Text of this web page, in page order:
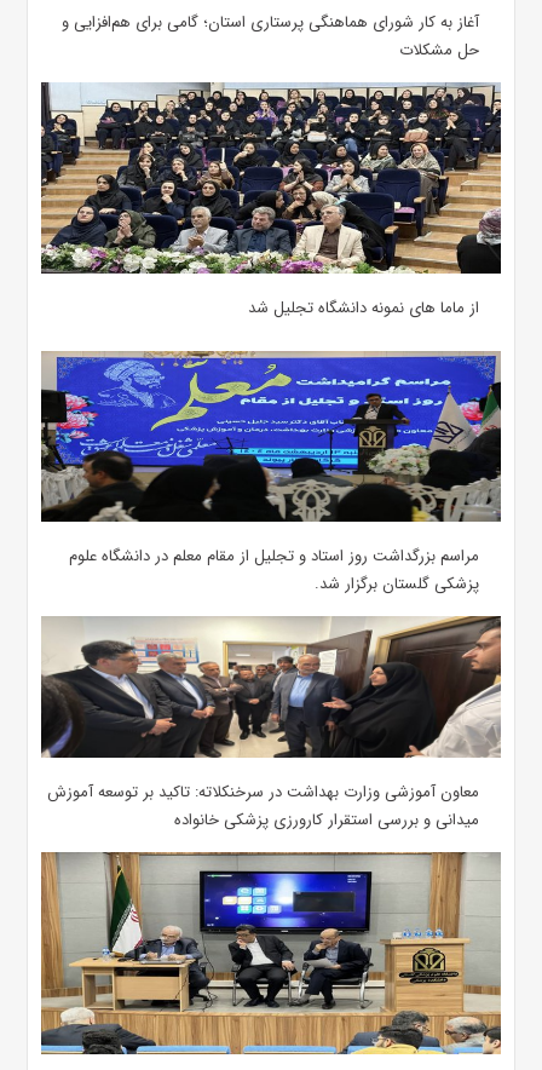
آغاز به کار شورای هماهنگی پرستاری استان؛ گامی برای هم‌افزایی و
حل مشکلات
از ماما های نمونه دانشگاه تجلیل شد
مراسم بزرگداشت روز استاد و تجلیل از مقام معلم در دانشگاه علوم
پزشکی گلستان برگزار شد.‌
معاون آموزشی وزارت بهداشت در سرخنکلاته: تاکید بر توسعه آموزش
میدانی و بررسی استقرار کارورزی پزشکی ‌خانواده